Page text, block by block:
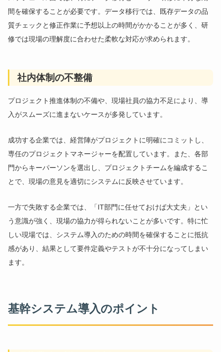
間を確保することが必要です。データ移行では、既存データの品
質チェックと修正作業に予想以上の時間がかかることが多く、研
修では現場の理解度に合わせた柔軟な対応が求められます。
社内体制の不整備
プロジェクト推進体制の不備や、現場社員の協力不足により、導
入がスムーズに進まないケースが多発しています。
成功する企業では、経営陣がプロジェクトに明確にコミットし、
専任のプロジェクトマネージャーを配置しています。また、各部
門からキーパーソンを選出し、プロジェクトチームを編成するこ
とで、現場の意見を適切にシステムに反映させています。
一方で失敗する企業では、「IT部門に任せておけば大丈夫」とい
う意識が強く、現場の協力が得られないことが多いです。特に忙
しい現場では、システム導入のための時間を確保することに抵抗
感があり、結果として要件定義やテストが不十分になってしまい
ます。
基幹システム導入のポイント